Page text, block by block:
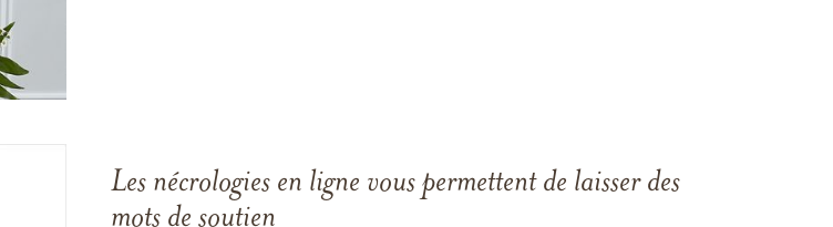
Les nécrologies en ligne vous permettent de laisser des
mots de soutien